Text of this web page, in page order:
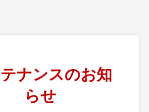
ナンスのお知
らせ